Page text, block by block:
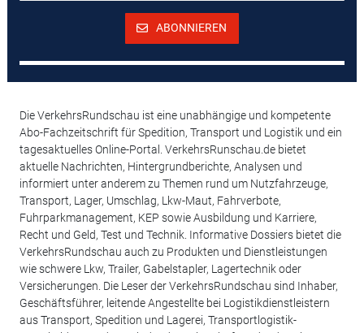
ABONNIEREN
Die VerkehrsRundschau ist eine unabhängige und kompetente
Abo-Fachzeitschrift für Spedition, Transport und Logistik und ein
tagesaktuelles Online-Portal. VerkehrsRunschau.de bietet
aktuelle Nachrichten, Hintergrundberichte, Analysen und
informiert unter anderem zu Themen rund um Nutzfahrzeuge,
Transport, Lager, Umschlag, Lkw-Maut, Fahrverbote,
Fuhrparkmanagement, KEP sowie Ausbildung und Karriere,
Recht und Geld, Test und Technik. Informative Dossiers bietet die
VerkehrsRundschau auch zu Produkten und Dienstleistungen
wie schwere Lkw, Trailer, Gabelstapler, Lagertechnik oder
Versicherungen. Die Leser der VerkehrsRundschau sind Inhaber,
Geschäftsführer, leitende Angestellte bei Logistikdienstleistern
aus Transport, Spedition und Lagerei, Transportlogistik-